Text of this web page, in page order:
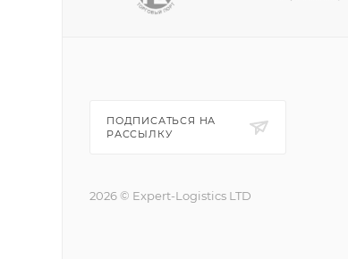
ПОДПИСАТЬСЯ НА
РАССЫЛКУ
2026 © Expert-Logistics LTD